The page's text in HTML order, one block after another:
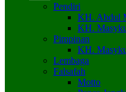
Pendiri
KH. Abdul
KH.
Pimpinan
KH.
Lembaga
Falsafah
Motto